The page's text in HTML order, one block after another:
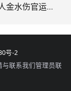
杨柳木命人金水伤官运势解析 会有财运吗
号-2
联系我们管理员联